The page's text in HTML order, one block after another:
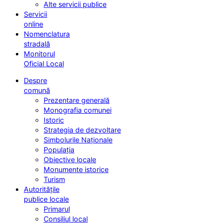
Alte servicii publice
Servicii
online
Nomenclatura
stradală
Monitorul
Oficial Local
Despre
comună
Prezentare generală
Monografia comunei
Istoric
Strategia de dezvoltare
Simbolurile Naționale
Populația
Obiective locale
Monumente istorice
Turism
Autoritățile
publice locale
Primarul
Consiliul local